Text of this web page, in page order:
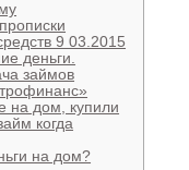
9 03.2015
деньги.
займов
на дом, купили
когда
на дом?